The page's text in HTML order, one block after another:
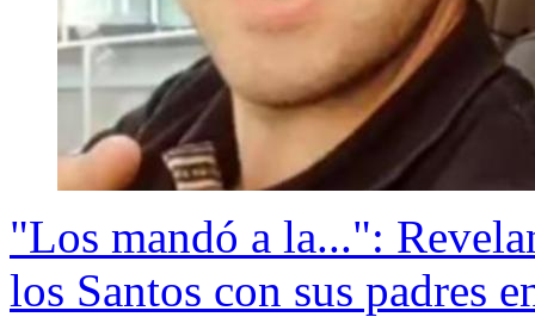
"Los mandó a la...":
los Santos con sus padres